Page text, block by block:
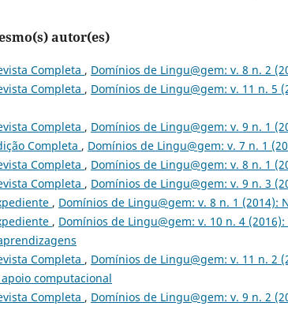
autor(es)
Completa , Domínios de Lingu@gem: v. 8 n. 2
Completa , Domínios de Lingu@gem: v. 11 n. 5
Completa , Domínios de Lingu@gem: v. 9 n. 1
Completa , Domínios de Lingu@gem: v. 7 n. 1
Completa , Domínios de Lingu@gem: v. 8 n. 1
Completa , Domínios de Lingu@gem: v. 9 n. 3
, Domínios de Lingu@gem: v. 8 n. 1 (2014):
, Domínios de Lingu@gem: v. 10 n. 4
Completa , Domínios de Lingu@gem: v. 11 n. 2
computacional
Completa , Domínios de Lingu@gem: v. 9 n. 2